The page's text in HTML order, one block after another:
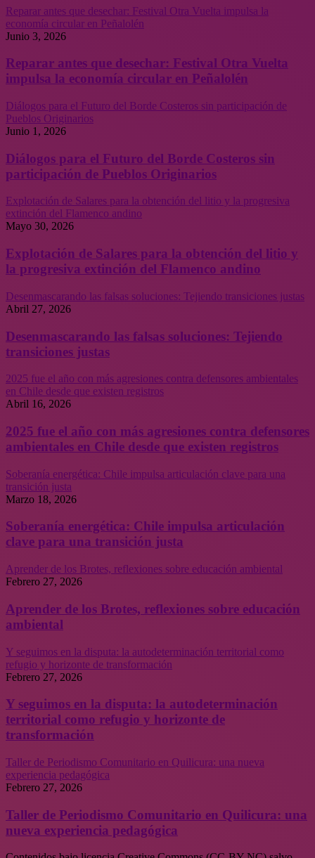
Reparar antes que desechar: Festival Otra Vuelta impulsa la
economía circular en Peñalolén
Junio 3, 2026
Reparar antes que desechar: Festival Otra Vuelta
impulsa la economía circular en Peñalolén
Diálogos para el Futuro del Borde Costeros sin participación de
Pueblos Originarios
Junio 1, 2026
Diálogos para el Futuro del Borde Costeros sin
participación de Pueblos Originarios
Explotación de Salares para la obtención del litio y la progresiva
extinción del Flamenco andino
Mayo 30, 2026
Explotación de Salares para la obtención del litio y
la progresiva extinción del Flamenco andino
Desenmascarando las falsas soluciones: Tejiendo transiciones justas
Abril 27, 2026
Desenmascarando las falsas soluciones: Tejiendo
transiciones justas
2025 fue el año con más agresiones contra defensores ambientales
en Chile desde que existen registros
Abril 16, 2026
2025 fue el año con más agresiones contra defensores
ambientales en Chile desde que existen registros
Soberanía energética: Chile impulsa articulación clave para una
transición justa
Marzo 18, 2026
Soberanía energética: Chile impulsa articulación
clave para una transición justa
Aprender de los Brotes, reflexiones sobre educación ambiental
Febrero 27, 2026
Aprender de los Brotes, reflexiones sobre educación
ambiental
Y seguimos en la disputa: la autodeterminación territorial como
refugio y horizonte de transformación
Febrero 27, 2026
Y seguimos en la disputa: la autodeterminación
territorial como refugio y horizonte de
transformación
Taller de Periodismo Comunitario en Quilicura: una nueva
experiencia pedagógica
Febrero 27, 2026
Taller de Periodismo Comunitario en Quilicura: una
nueva experiencia pedagógica